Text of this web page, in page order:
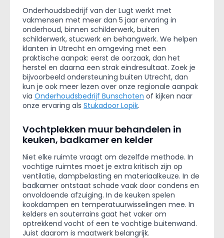
Onderhoudsbedrijf van der Lugt werkt met
vakmensen met meer dan 5 jaar ervaring in
onderhoud, binnen schilderwerk, buiten
schilderwerk, stucwerk en behangwerk. We helpen
klanten in Utrecht en omgeving met een
praktische aanpak: eerst de oorzaak, dan het
herstel en daarna een strak eindresultaat. Zoek je
bijvoorbeeld ondersteuning buiten Utrecht, dan
kun je ook meer lezen over onze regionale aanpak
via Onderhoudsbedrijf Bunschoten of kijken naar
onze ervaring als Stukadoor Lopik.
Vochtplekken muur behandelen in
keuken, badkamer en kelder
Niet elke ruimte vraagt om dezelfde methode. In
vochtige ruimtes moet je extra kritisch zijn op
ventilatie, dampbelasting en materiaalkeuze. In de
badkamer ontstaat schade vaak door condens en
onvoldoende afzuiging. In de keuken spelen
kookdampen en temperatuurwisselingen mee. In
kelders en souterrains gaat het vaker om
optrekkend vocht of een te vochtige buitenwand.
Juist daarom is maatwerk belangrijk.